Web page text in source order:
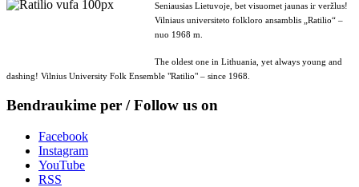
Seniausias Lietuvoje, bet visuomet jaunas ir veržlus!
Vilniaus universiteto folkloro ansamblis „Ratilio“ –
nuo 1968 m.
The oldest one in Lithuania, yet always young and
dashing! Vilnius University Folk Ensemble "Ratilio" – since 1968.
Bendraukime per / Follow us on
Facebook
Instagram
YouTube
RSS